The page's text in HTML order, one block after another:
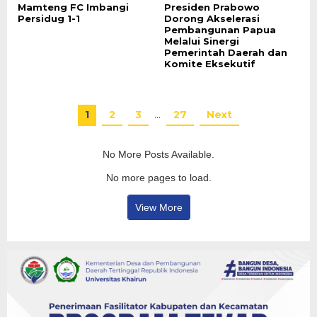
Mamteng FC Imbangi
Persidug 1-1
Presiden Prabowo
Dorong Akselerasi
Pembangunan Papua
Melalui Sinergi
Pemerintah Daerah dan
Komite Eksekutif
1 2 3 … 27 Next
No More Posts Available.
No more pages to load.
View More